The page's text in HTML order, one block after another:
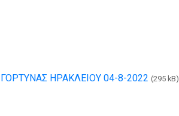
ΗΡΑΚΛΕΙΟΥ 04-8-2022 (295 kB)